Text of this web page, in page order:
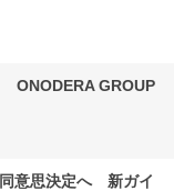
ONODERA GROUP
意思決定へ 新ガイ